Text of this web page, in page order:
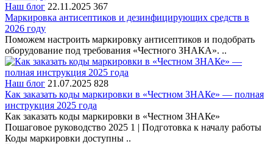
Наш блог 22.11.2025 367
Маркировка антисептиков и дезинфицирующих средств в
2026 году
Поможем настроить маркировку антисептиков и подобрать
оборудование под требования «Честного ЗНАКА». ..
Наш блог 21.07.2025 828
Как заказать коды маркировки в «Честном ЗНАКе» — полная
инструкция 2025 года
Как заказать коды маркировки в «Честном ЗНАКе»
Пошаговое руководство 2025 1 | Подготовка к началу работы
Коды маркировки доступны ..